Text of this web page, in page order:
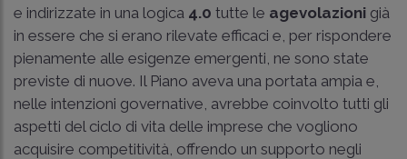
e indirizzate in una logica 4.0 tutte le agevolazioni già
in essere che si erano rilevate efficaci e, per rispondere
pienamente alle esigenze emergenti, ne sono state
previste di nuove. Il Piano aveva una portata ampia e,
nelle intenzioni governative, avrebbe coinvolto tutti gli
aspetti del ciclo di vita delle imprese che vogliono
acquisire competitività, offrendo un supporto negli